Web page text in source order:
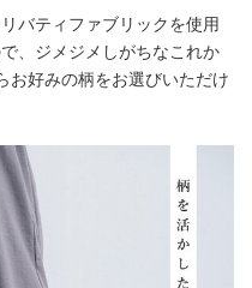
バティファブリックを使用
、ジメジメしがちなこれか
好みの柄をお選びいただけ